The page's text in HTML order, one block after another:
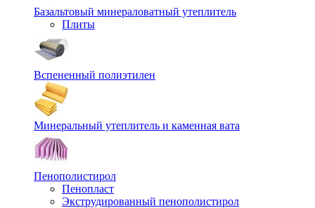
Базальтовый минераловатный утеплитель
Плиты
Вспененный полиэтилен
Минеральный утеплитель и каменная вата
Пенополистирол
Пенопласт
Экструдированный пенополистирол